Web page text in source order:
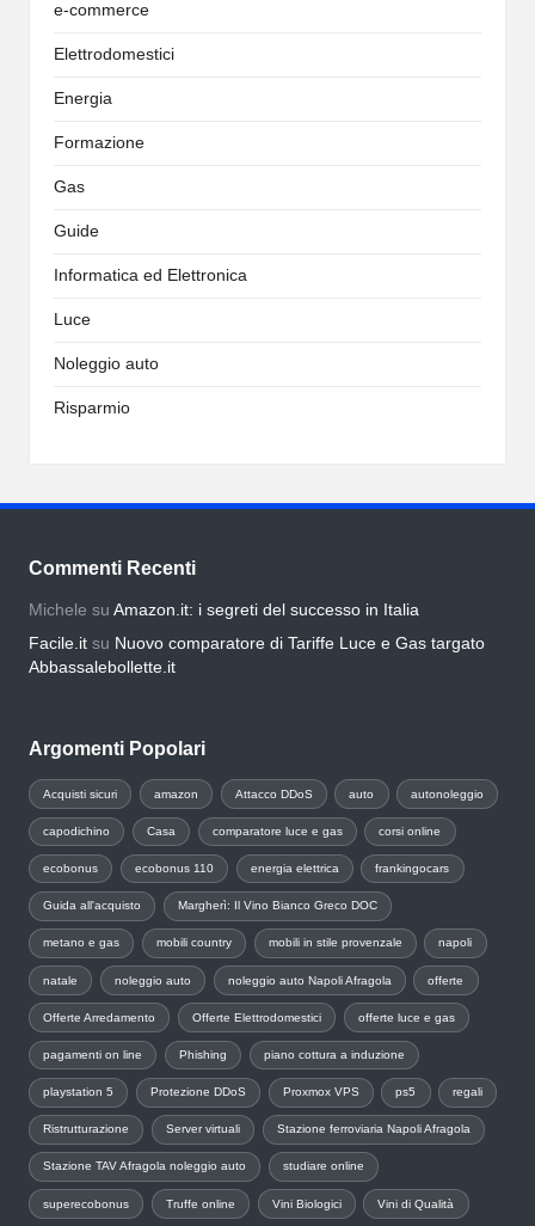
e-commerce
Elettrodomestici
Energia
Formazione
Gas
Guide
Informatica ed Elettronica
Luce
Noleggio auto
Risparmio
Commenti Recenti
Michele su Amazon.it: i segreti del successo in Italia
Facile.it su Nuovo comparatore di Tariffe Luce e Gas targato
Abbassalebollette.it
Argomenti Popolari
Acquisti sicuri amazon Attacco DDoS auto autonoleggio
capodichino Casa comparatore luce e gas corsi online
ecobonus ecobonus 110 energia elettrica frankingocars
Guida all'acquisto Margherì: Il Vino Bianco Greco DOC
metano e gas mobili country mobili in stile provenzale napoli
natale noleggio auto noleggio auto Napoli Afragola offerte
Offerte Arredamento Offerte Elettrodomestici offerte luce e gas
pagamenti on line Phishing piano cottura a induzione
playstation 5 Protezione DDoS Proxmox VPS ps5 regali
Ristrutturazione Server virtuali Stazione ferroviaria Napoli Afragola
Stazione TAV Afragola noleggio auto studiare online
superecobonus Truffe online Vini Biologici Vini di Qualità